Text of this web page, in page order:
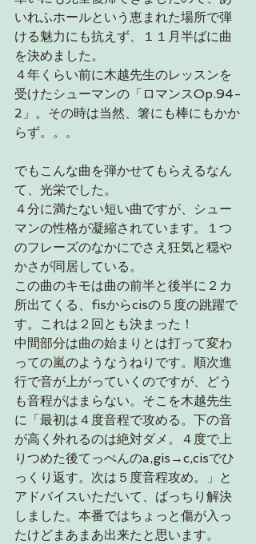
いれふホールという恵まれた場所で弾
ける魅力にも抗えず、１１月半ばに曲
を決めました。
４年くらい前に木越先生のレッスンを
受けたシューマンの「ロマンスOp.94-
2」。その時は当然、箸にも棒にもかか
らず。。。
でもこんな曲を弾かせてもらえるなん
て、光栄でした。
４分に満たない短い曲ですが、シュー
マンの性格が凝縮されています。１つ
のフレーズのなかにでさえ狂気と穏や
かさが同居している。
この曲のキモは曲の前半と後半に２カ
所出てくる、fisからcisの５度の跳躍で
す。これは２回とも決まった！
中間部分は曲の始まりとは打って変わ
っての嵐のようなうねりです。順次進
行で音が上がっていくのですが、どう
も音程がはまらない。そこを木越先生
に「最初は４度音程で攻める。下の音
が高く外れるのは絶対ダメ。４度で上
りつめた後てっぺんのa,gis→c,cisでひ
っくり返す。次は５度音程攻め。」と
アドバイスいただいて、ばっちり解決
しました。本番ではちょっと傷が入っ
たけどまあまあ出来たと思います。